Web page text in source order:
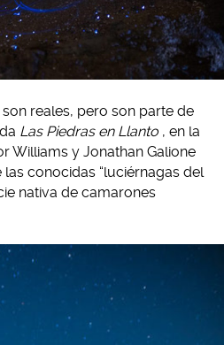
reales, pero son parte de
Las Piedras en Llanto , en la
Williams y Jonathan Galione
conocidas “luciérnagas del
nativa de camarones